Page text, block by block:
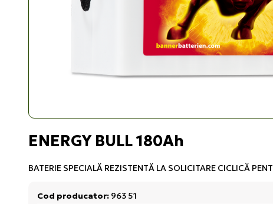
ENERGY BULL 180Ah
BATERIE SPECIALĂ REZISTENTĂ LA SOLICITARE CICLICĂ
Cod producator: 963 51